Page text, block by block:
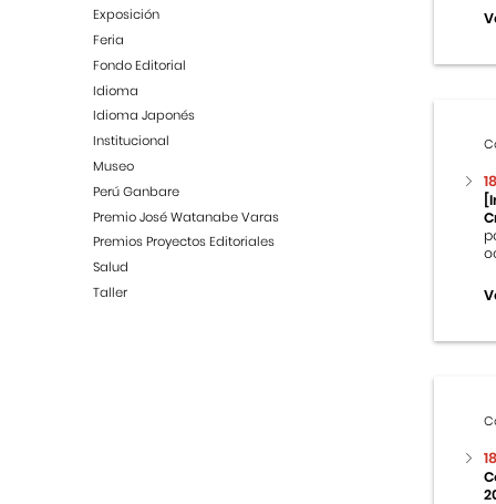
Exposición
Feria
Fondo Editorial
Idioma
Idioma Japonés
Institucional
Museo
Perú Ganbare
Premio José Watanabe Varas
Premios Proyectos Editoriales
Salud
Taller